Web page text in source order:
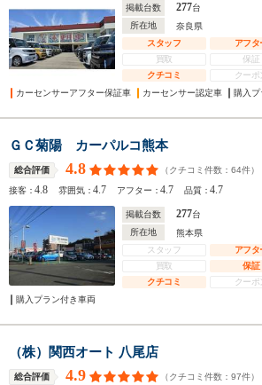
掲載台数 277台
所在地
奈良県
スタッフ
アフタ
買取
保証
クチコミ
クーポ
カーセンサーアフター保証車
カーセンサー認定車 購入
ＧＣ菊陽 カーパルコ熊本
総合評価 4.8 （クチコミ件数： 64件）
接客：4.8 雰囲気：4.7 アフター：4.7 品質：4.7
掲載台数 277台
所在地
熊本県
スタッフ
アフタ
買取
保証
クチコミ
クーポ
購入プラン付き車両
（株）関西オート 八尾店
総合評価 4.9 （クチコミ件数： 97件）